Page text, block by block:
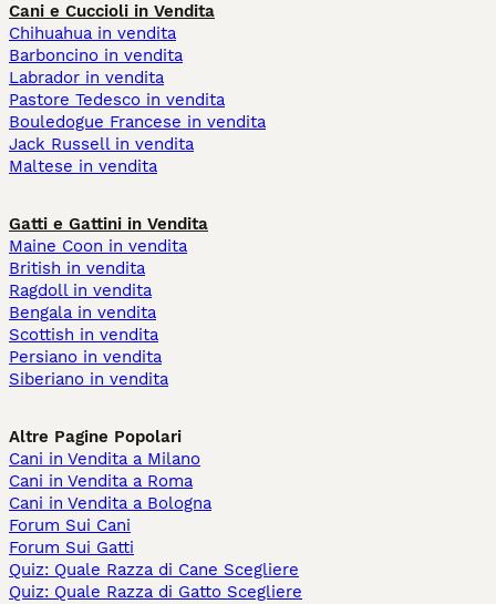
Cani e Cuccioli in Vendita
Chihuahua in vendita
Barboncino in vendita
Labrador in vendita
Pastore Tedesco in vendita
Bouledogue Francese in vendita
Jack Russell in vendita
Maltese in vendita
Gatti e Gattini in Vendita
Maine Coon in vendita
British in vendita
Ragdoll in vendita
Bengala in vendita
Scottish in vendita
Persiano in vendita
Siberiano in vendita
Altre Pagine Popolari
Cani in Vendita a Milano
Cani in Vendita a Roma
Cani in Vendita a Bologna
Forum Sui Cani
Forum Sui Gatti
Quiz: Quale Razza di Cane Scegliere
Quiz: Quale Razza di Gatto Scegliere